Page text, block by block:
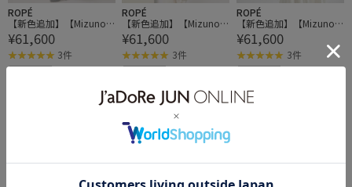
ROPÉ
【新色追加】【Mizuno
コラボ】撥水/300daysコ
ントロールコート
¥61,600
3件
ROPÉ
【新色追加】【Mizuno
コラボ】撥水/300daysコ
ントロールコート
¥61,600
3件
ROPÉ
【新色追加】【Mizuno
コラボ】撥水/300daysコ
ントロールコート
¥61,600
3件